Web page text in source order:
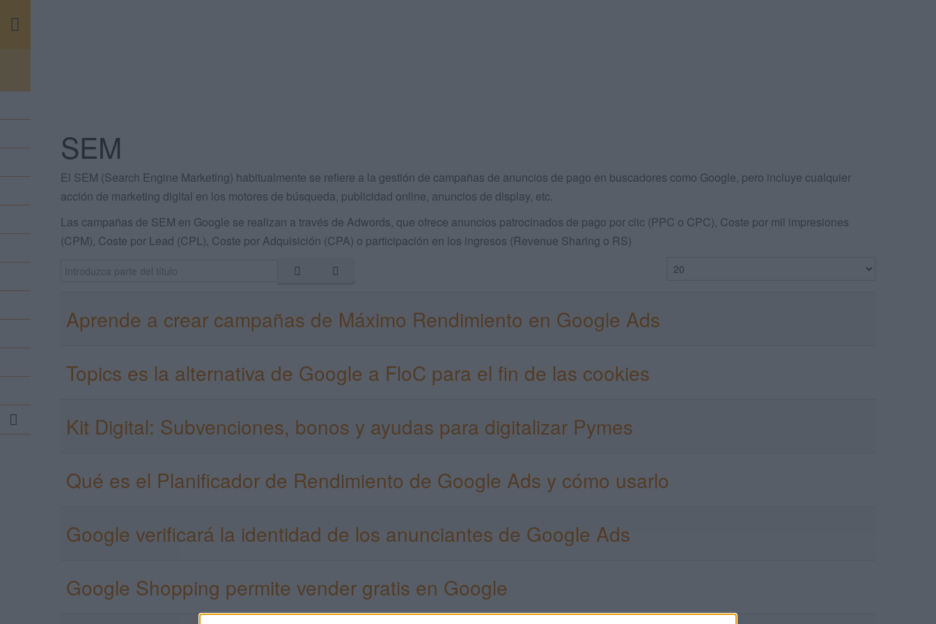
SEM
El SEM (Search Engine Marketing) habitualmente se refiere a la gestión de campañas de anuncios de pago en buscadores como Google, pero incluye cualquier
acción de marketing digital en los motores de búsqueda, publicidad online, anuncios de display, etc.
Las campañas de SEM en Google se realizan a través de Adwords, que ofrece anuncios patrocinados de pago por clic (PPC o CPC), Coste por mil impresiones
(CPM), Coste por Lead (CPL), Coste por Adquisición (CPA) o participación en los ingresos (Revenue Sharing o RS)
Cantidad a mostrar
Aprende a crear campañas de Máximo Rendimiento en Google Ads
Topics es la alternativa de Google a FloC para el fin de las cookies
Kit Digital: Subvenciones, bonos y ayudas para digitalizar Pymes
Qué es el Planificador de Rendimiento de Google Ads y cómo usarlo
Google verificará la identidad de los anunciantes de Google Ads
Google Shopping permite vender gratis en Google